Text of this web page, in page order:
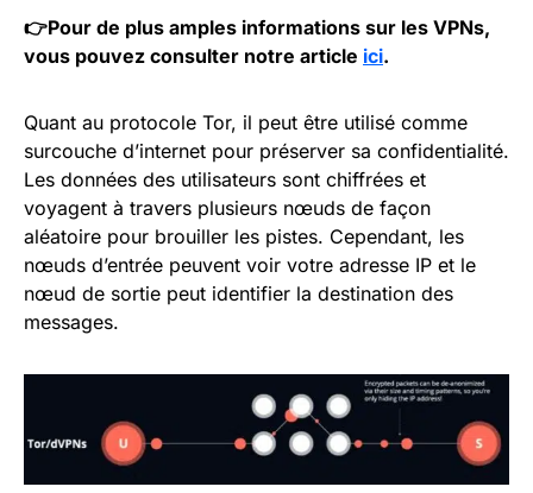
👉Pour de plus amples informations sur les VPNs,
vous pouvez consulter notre article ici.
Quant au protocole Tor, il peut être utilisé comme
surcouche d’internet pour préserver sa confidentialité.
Les données des utilisateurs sont chiffrées et
voyagent à travers plusieurs nœuds de façon
aléatoire pour brouiller les pistes. Cependant, les
nœuds d’entrée peuvent voir votre adresse IP et le
nœud de sortie peut identifier la destination des
messages.